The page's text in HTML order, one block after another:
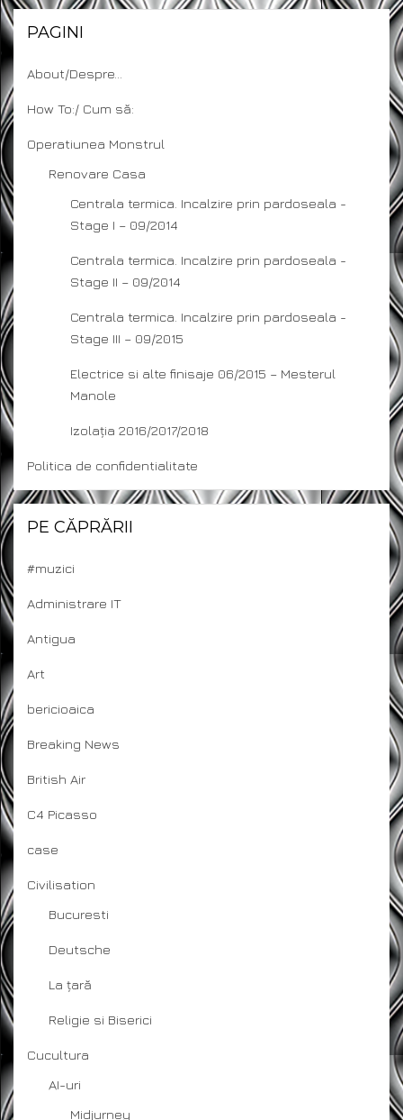
PAGINI
About/Despre…
How To:/ Cum să:
Operatiunea Monstrul
Renovare Casa
Centrala termica. Incalzire prin pardoseala -
Stage I – 09/2014
Centrala termica. Incalzire prin pardoseala -
Stage II – 09/2014
Centrala termica. Incalzire prin pardoseala -
Stage III – 09/2015
Electrice si alte finisaje 06/2015 – Mesterul
Manole
Izolația 2016/2017/2018
Politica de confidentialitate
PE CĂPRĂRII
#muzici
Administrare IT
Antigua
Art
bericioaica
Breaking News
British Air
C4 Picasso
case
Civilisation
Bucuresti
Deutsche
La țară
Religie si Biserici
Cucultura
AI-uri
Midjurney